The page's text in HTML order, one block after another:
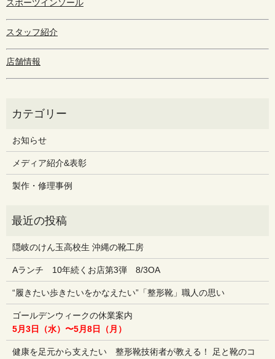
スポーツインソール
スタッフ紹介
店舗情報
お知らせ
メディア紹介&表彰
製作・修理事例
隠岐のけん玉高校生 沖縄の靴工房
Aランチ 10年続くお店第3弾 8/3OA
“履きたい歩きたいをかなえたい”「整形靴」職人の思い
ゴールデンウィークの休業案内
5月3日（水）〜5月8日（月）
健康を足元から支えたい 整形靴技術者が教える！ 足と靴のコ